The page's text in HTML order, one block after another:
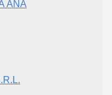
ANA